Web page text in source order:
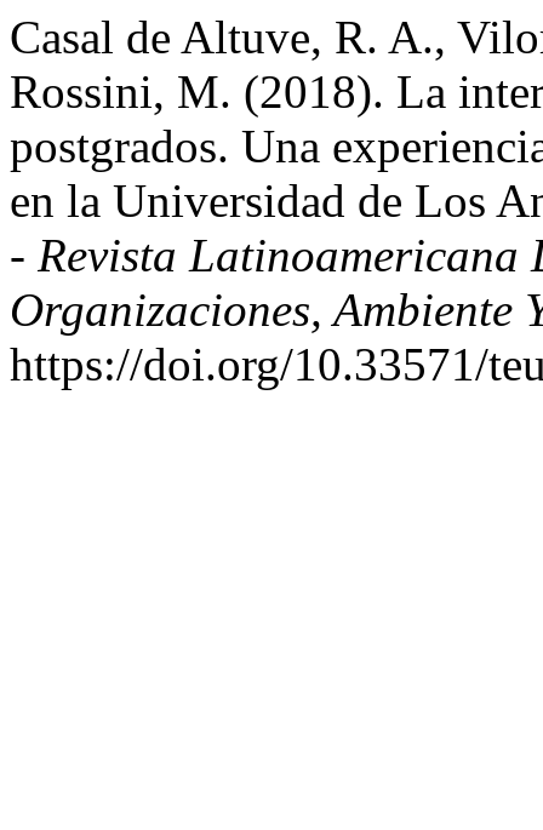
Casal de Altuve, R. A.,
Rossini, M. (2018). La
postgrados. Una
en la Universidad de Los
- Revista Latinoamericana
Organizaciones, Ambiente
https://doi.org/10.33571/